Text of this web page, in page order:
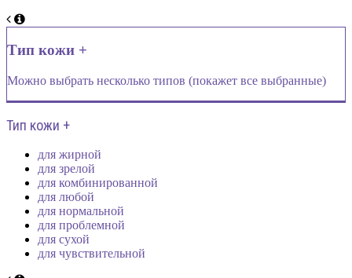
Тип кожи +
Можно выбрать несколько типов (покажет все выбранные)
Тип кожи +
для жирной
для зрелой
для комбинированной
для любой
для нормальной
для проблемной
для сухой
для чувствительной